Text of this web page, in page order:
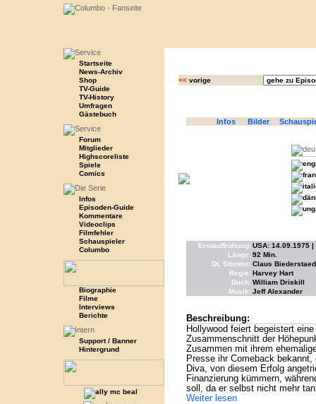
Startseite
News-Archiv
Shop
TV-Guide
TV-History
Umfragen
Gästebuch
Forum
Mitglieder
Highscoreliste
Spiele
Comics
Infos
Episoden-Guide
Kommentare
Videoclips
Filmfehler
Schauspieler
Columbo
Biographie
Filme
Interviews
Berichte
Support / Banner
Hintergrund
<<vorige
Infos Bilder
Erstauffrühung: USA: 14.09.1975 |
Länge: 92 Min.
Dt. Stimme: Claus
Regie: Harvey Hart
Buch: William Driskill
Musik: Jeff Alexander
Beschreibung:
Hollywood feiert begeistert
Zusammenschnitt der
Zusammen mit ihrem
Presse ihr Comeback
Diva, von diesem Erfolg
Finanzierung kümmern,
soll, da er selbst nicht mehr
Weiter lesen